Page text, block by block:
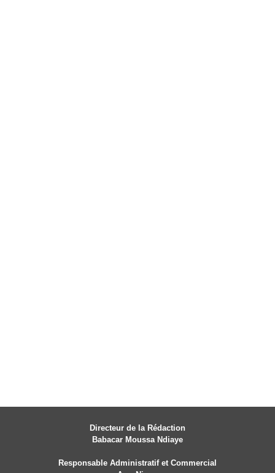
Directeur de la Rédaction
Babacar Moussa Ndiaye
Responsable Administratif et Commercial